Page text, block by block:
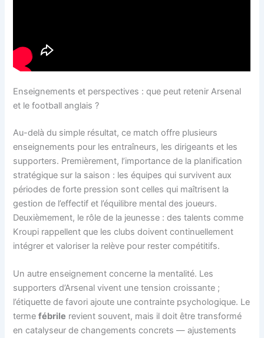
Enseignements et perspectives : que peut retenir Arsenal
et le football anglais ?
Au-delà du simple résultat, ce match offre plusieurs
enseignements pour les entraîneurs, les dirigeants et les
supporters. Premièrement, l’importance de la planification
stratégique sur la saison : les équipes qui survivent aux
périodes de forte pression sont celles qui maîtrisent la
gestion de l’effectif et l’équilibre mental des joueurs.
Deuxièmement, le rôle de la jeunesse : des talents comme
Kroupi rappellent que les clubs doivent continuellement
intégrer et valoriser la relève pour rester compétitifs.
Un autre enseignement concerne la mentalité. Les
supporters d’Arsenal vivent une tension croissante ;
l’étiquette de favori ajoute une contrainte psychologique. Le
termefébrile revient souvent, mais il doit être transformé
en catalyseur de changements concrets — ajustements